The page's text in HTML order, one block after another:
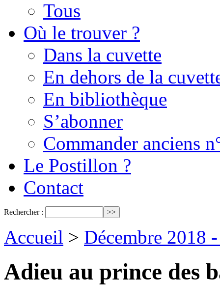
Tous
Où le trouver ?
Dans la cuvette
En dehors de la
En bibliothèque
S’abonner
Commander anciens
Le Postillon ?
Contact
Rechercher :
Accueil > Décembre 2018
Adieu au prince des